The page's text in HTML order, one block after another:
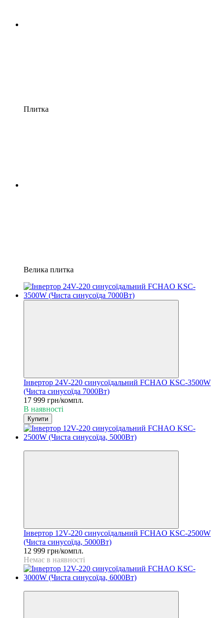
Плитка
Велика плитка
Інвертор 24V-220 синусоїдальний FCHAO KSC-3500W
(Чиста синусоїда 7000Вт)
17 999 грн/компл.
В наявності
Купити
Інвертор 12V-220 синусоїдальний FCHAO KSC-2500W
(Чиста синусоїда, 5000Вт)
12 999 грн/компл.
Немає в наявності